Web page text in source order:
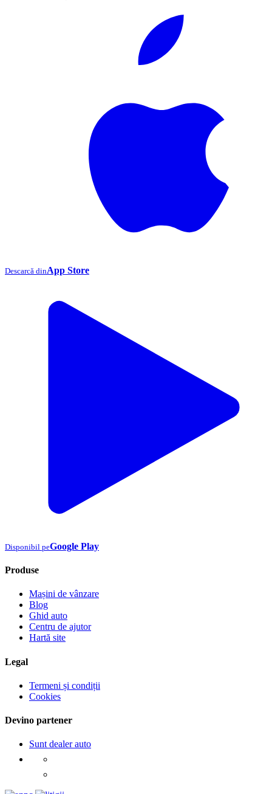
Descarcă dinApp Store
Disponibil peGoogle Play
Produse
Mașini de vânzare
Blog
Ghid auto
Centru de ajutor
Hartă site
Legal
Termeni și condiții
Cookies
Devino partener
Sunt dealer auto